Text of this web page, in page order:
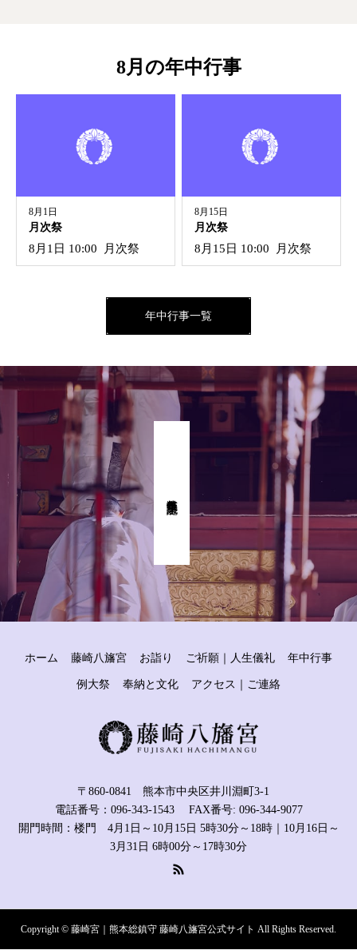
8月の年中行事
8月1日
月次祭
8月1日 10:00 月次祭
8月15日
月次祭
8月15日 10:00 月次祭
年中行事一覧
ホーム 藤崎八旛宮 お詣り ご祈願｜人生儀礼 年中行事
例大祭 奉納と文化 アクセス｜ご連絡
〒860-0841 熊本市中央区井川淵町3-1
電話番号：096-343-1543 FAX番号: 096-344-9077
開門時間：楼門 4月1日～10月15日 5時30分～18時｜10月16日～
3月31日 6時00分～17時30分
Copyright © 藤崎宮｜熊本総鎮守 藤崎八旛宮公式サイト All Rights Reserved.